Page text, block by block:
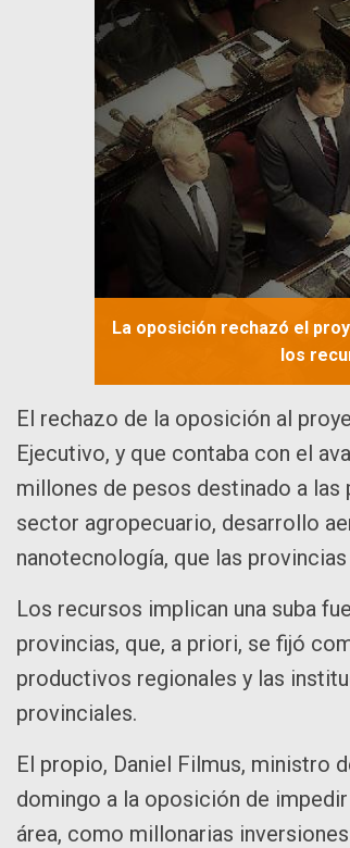
La oposición rechazó el
los
El rechazo de la oposición al
Ejecutivo, y que contaba con el
millones de pesos destinado a
sector agropecuario, desarrollo
nanotecnología, que las
Los recursos implican una suba
provincias, que, a priori, se fijó
productivos regionales y las
provinciales.
El propio, Daniel Filmus, ministro
domingo a la oposición de
área, como millonarias